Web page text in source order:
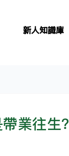
新人知識庫
業往生？